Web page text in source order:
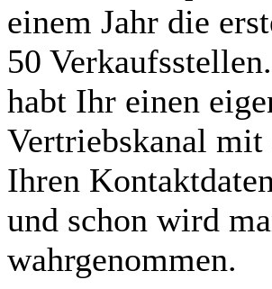
einem Jahr die
50
habt Ihr einen
Vertriebskanal
Ihren Kontaktdaten
und schon wird
wahrgenommen.